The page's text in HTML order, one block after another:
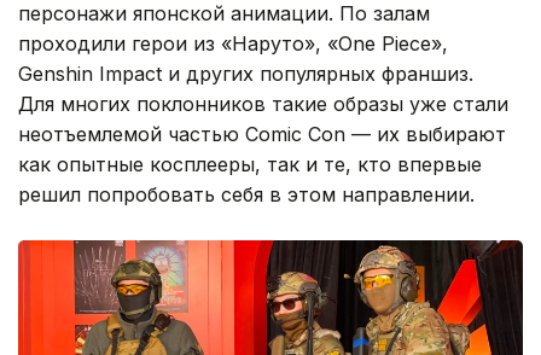
персонажи японской анимации. По залам
проходили герои из «Наруто», «One Piece»,
Genshin Impact и других популярных франшиз.
Для многих поклонников такие образы уже стали
неотъемлемой частью Comic Con — их выбирают
как опытные косплееры, так и те, кто впервые
решил попробовать себя в этом направлении.